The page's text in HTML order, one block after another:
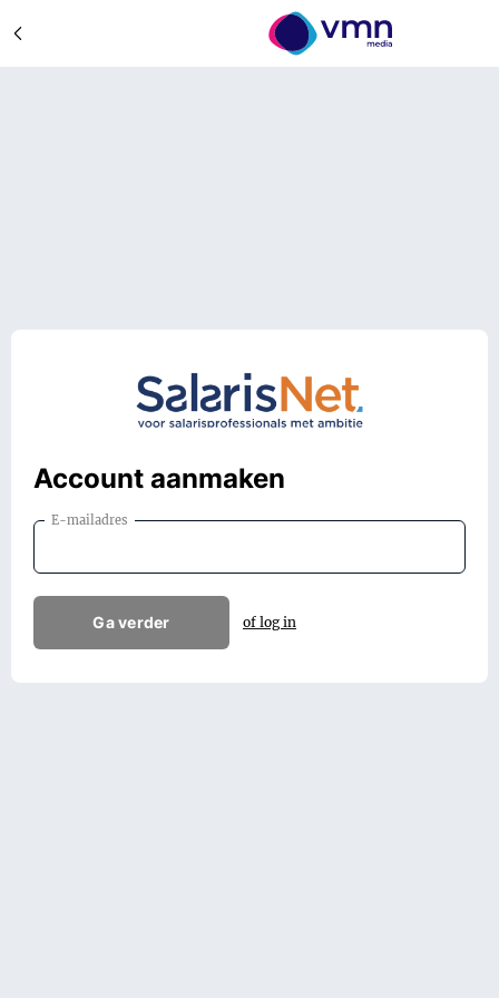
Account aanmaken
E-mailadres
Ga verder of log in